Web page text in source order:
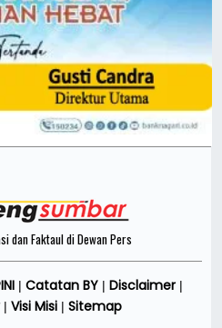
dan Faktaul di Dewan Pers
Catatan BY| Disclaimer|
| Visi Misi Sitemap